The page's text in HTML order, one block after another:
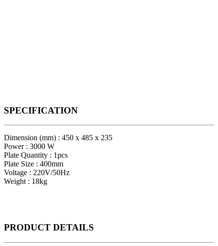
SPECIFICATION
Dimension (mm) : 450 x 485 x 235
Power : 3000 W
Plate Quantity : 1pcs
Plate Size : 400mm
Voltage : 220V/50Hz
Weight : 18kg
PRODUCT DETAILS